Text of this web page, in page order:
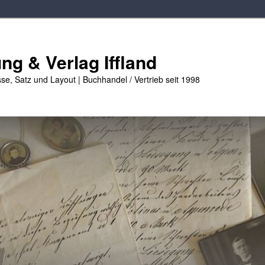
& Verlag Iffland
Satz und Layout | Buchhandel / Vertrieb seit 1998